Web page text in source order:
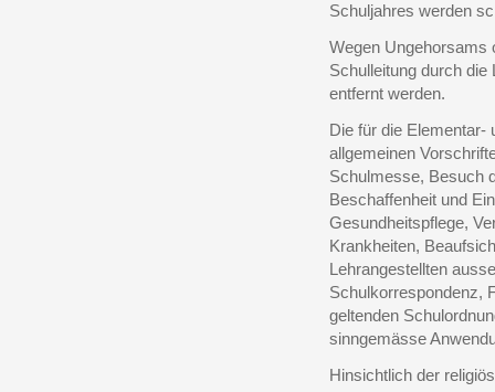
Schuljahres werden
Wegen Ungehorsams
Schulleitung durch die
entfernt werden.
Die für die Elementar-
allgemeinen
Schulmesse, Besuch
Beschaffenheit und
Gesundheitspflege,
Krankheiten,
Lehrangestellten
Schulkorrespondenz,
geltenden
sinngemässe
Hinsichtlich der